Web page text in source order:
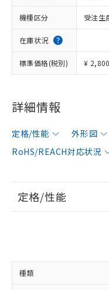
機種区分 受注生
在庫状況
標準価格(税別) ¥ 2,800
詳細情報
定格/性能 外形図
RoHS/REACH対応状況
定格/性能
種類